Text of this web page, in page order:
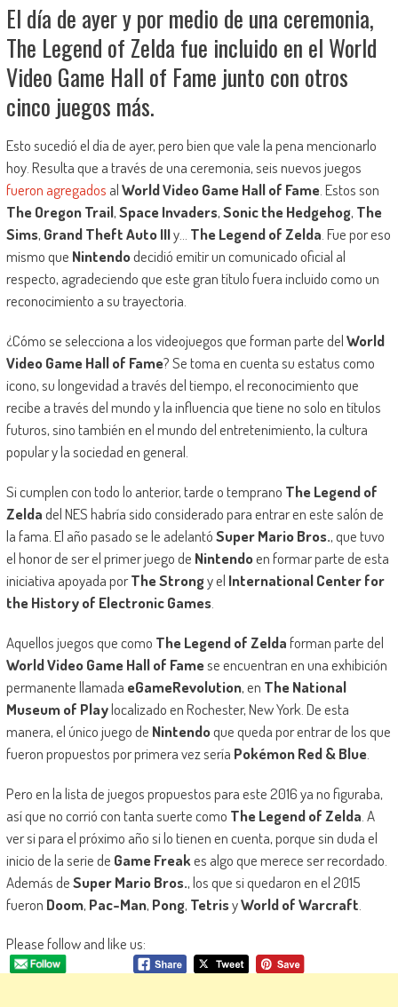
El día de ayer y por medio de una ceremonia,
The Legend of Zelda fue incluido en el World
Video Game Hall of Fame junto con otros
cinco juegos más.
Esto sucedió el día de ayer, pero bien que vale la pena mencionarlo
hoy. Resulta que a través de una ceremonia, seis nuevos juegos
fueron agregados alWorld Video Game Hall of Fame. Estos son
The Oregon Trail,Space Invaders,Sonic the Hedgehog, The
Sims, Grand Theft Auto IIIy… The Legend of Zelda . Fue por eso
mismo que Nintendodecidió emitir un comunicado oficial al
respecto, agradeciendo que este gran título fuera incluido como un
reconocimiento a su trayectoria.
¿Cómo se selecciona a los videojuegos que forman parte delWorld
Video Game Hall of Fame? Se toma en cuenta su estatus como
icono, su longevidad a través del tiempo, el reconocimiento que
recibe a través del mundo y la influencia que tiene no solo en títulos
futuros, sino también en el mundo del entretenimiento, la cultura
popular y la sociedad en general.
Si cumplen con todo lo anterior, tarde o temprano The Legend of
Zeldadel NES habría sido considerado para entrar en este salón de
la fama. El año pasado se le adelantóSuper Mario Bros., que tuvo
el honor de ser el primer juego de Nintendoen formar parte de esta
iniciativa apoyada porThe Strongy el International Center for
the History of Electronic Games.
Aquellos juegos que como The Legend of Zeldaforman parte del
World Video Game Hall of Famese encuentran en una exhibición
permanente llamada eGameRevolution, en The National
Museum of Playlocalizado en Rochester, New York. De esta
manera, el único juego de Nintendoque queda por entrar de los que
fueron propuestos por primera vez sería Pokémon Red & Blue.
Pero en la lista de juegos propuestos para este 2016 ya no figuraba,
así que no corrió con tanta suerte como The Legend of Zelda . A
ver si para el próximo año si lo tienen en cuenta, porque sin duda el
inicio de la serie de Game Freakes algo que merece ser recordado.
Además deSuper Mario Bros., los que si quedaron en el 2015
fueron Doom, Pac-Man, Pong, TetrisyWorld of Warcraft
Please follow and like us: